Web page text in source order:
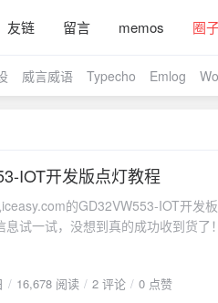
友链 留言 memos 圈
威言威语 Typecho Emlog
IOT开发版点灯教程
的GD32VW553-IOT开发
息试一试，没想到真的成功收到货
要2个)https://www.gd32mcu.com/
16,678 阅读 2 评论 0 点赞